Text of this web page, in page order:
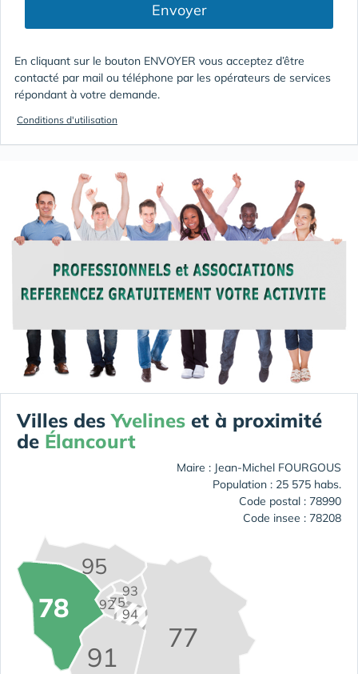
Envoyer
En cliquant sur le bouton ENVOYER vous acceptez d’être
contacté par mail ou téléphone par les opérateurs de services
répondant à votre demande.
Conditions d'utilisation
Villes desYvelines et à proximité
de Élancourt
Maire : Jean-Michel FOURGOUS
Population : 25 575 habs.
Code postal : 78990
Code insee : 78208
75
77
78
91
92
93
94
95